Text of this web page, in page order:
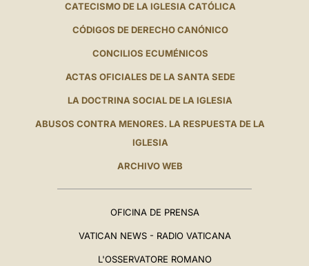
CATECISMO DE LA IGLESIA CATÓLICA
CÓDIGOS DE DERECHO CANÓNICO
CONCILIOS ECUMÉNICOS
ACTAS OFICIALES DE LA SANTA SEDE
LA DOCTRINA SOCIAL DE LA IGLESIA
ABUSOS CONTRA MENORES. LA RESPUESTA DE LA
IGLESIA
ARCHIVO WEB
OFICINA DE PRENSA
VATICAN NEWS - RADIO VATICANA
L'OSSERVATORE ROMANO